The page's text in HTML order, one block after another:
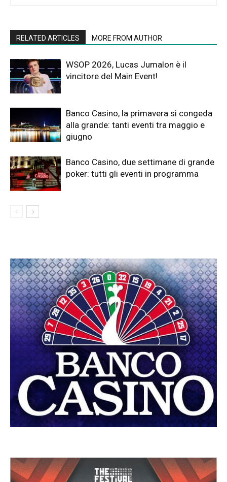
RELATED ARTICLES MORE FROM AUTHOR
WSOP 2026, Lucas Jumalon è il
vincitore del Main Event!
Banco Casino, la primavera si congeda
alla grande: tanti eventi tra maggio e
giugno
Banco Casino, due settimane di grande
poker: tutti gli eventi in programma